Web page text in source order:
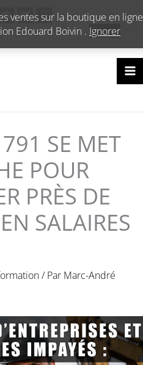
ventes sur la boutique en
Edouard Boivin . Ignorer
SE MET
POUR
PRÈS DE
SALAIRES
/ Par Marc-André